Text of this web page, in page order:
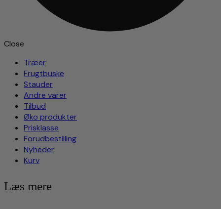
Close
Træer
Frugtbuske
Stauder
Andre varer
Tilbud
Øko produkter
Prisklasse
Forudbestilling
Nyheder
Kurv
Læs mere